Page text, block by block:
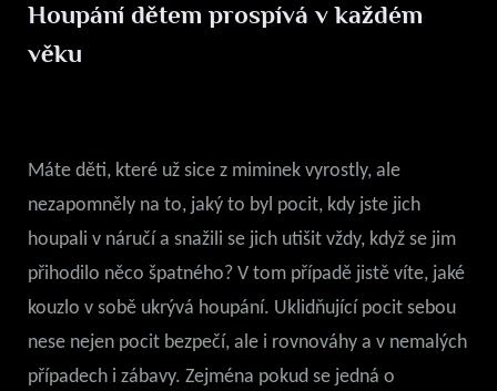
Houpání dětem prospívá v každém
věku
Máte děti, které už sice z miminek vyrostly, ale
nezapomněly na to, jaký to byl pocit, kdy jste jich
houpali v náručí a snažili se jich utišit vždy, když se jim
přihodilo něco špatného? V tom případě jistě víte, jaké
kouzlo v sobě ukrývá houpání. Uklidňující pocit sebou
nese nejen pocit bezpečí, ale i rovnováhy a v nemalých
případech i zábavy. Zejména pokud se jedná o